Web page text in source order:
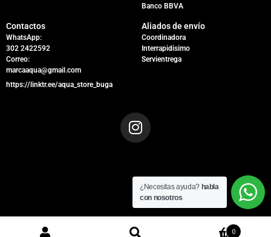
Banco BBVA
Contactos
WhatsApp:
302 2422592
Correo:
marcaaqua@gmail.com
https://linktr.ee/aqua_store_buga
Aliados de envío
Coordinadora
Interrapidisimo
Servientrega
0
¿Necesitas ayuda? habla
con nosotros